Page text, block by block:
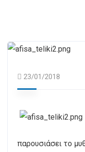
23/01/2018
παρουσιάσει το